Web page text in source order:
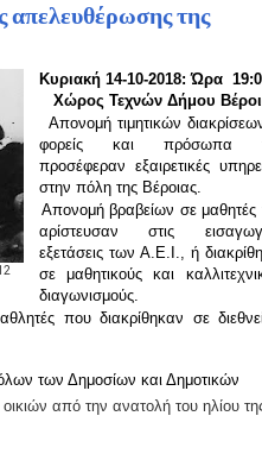
απελευθέρωσης της
Κυριακή 14-10-2018:Ώρα
Χώρος Τεχνών Δήμου
·
Απονομή τιμητικών
φορείς και πρόσωπα
προσέφεραν εξαιρετικές
στην πόλη της Βέροιας.
·
Απονομή βραβείων σε
αρίστευσαν στις
εξετάσεις των Α.Ε.Ι., ή
σε μαθητικούς και
διαγωνισμούς.
που διακρίθηκαν σε
των Δημοσίων και Δημοτικών
από την ανατολή του ηλίου